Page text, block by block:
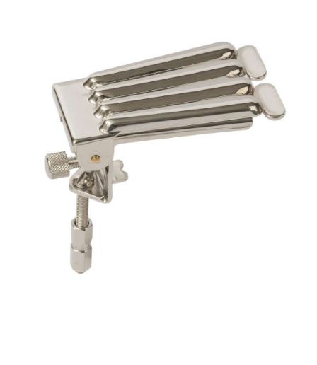
Мой аккаунт
Оставить отзыв
Оформление заказа
Подтверждение заказа